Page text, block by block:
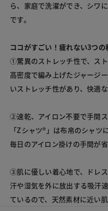
ら、家庭で洗濯ができ、シワ
です。
ココがすごい！疲れない3つの
①驚異のストレッチ性で、スト
高密度で編み上げたジャージ
いストレッチ性があり、快適な
②速乾、アイロン不要で手間ス
「Zシャツ®」は布帛のシャツ
毎日のアイロン掛けの手間が省
③肌に優しい着心地で、ドレス
汗や湿気を外に放出する吸汗
ているので、天然素材に近い肌